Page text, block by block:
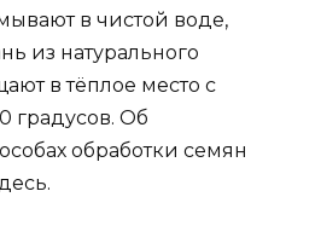
в чистой воде,
из натурального
в тёплое место с
градусов. Об
обработки семян